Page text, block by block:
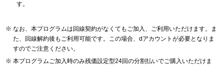
す。
なお、本プログラムは回線契約がなくてもご加入、ご利用いただけます。ま
た、回線解約後もご利用可能です。この場合、dアカウントが必要となりま
すのでご注意ください。
本プログラムご加入時のみ残価設定型24回の分割払いでご購入いただけま